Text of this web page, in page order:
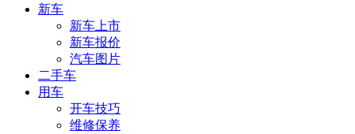
新车
新车上市
新车报价
汽车图片
二手车
用车
开车技巧
维修保养